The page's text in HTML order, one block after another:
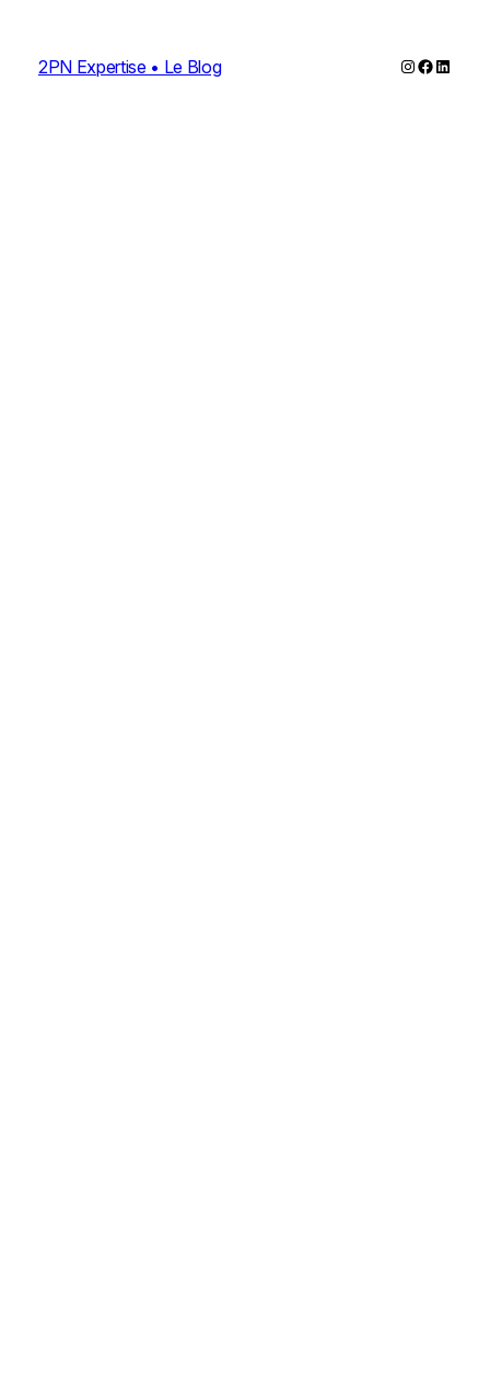
2PN Expertise • Le Blog Instagram